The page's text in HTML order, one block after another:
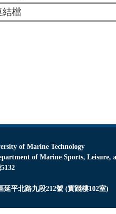
結檔
of Marine Technology
of Marine Sports, Leisure,
延平北路九段212號 (實踐樓102室)